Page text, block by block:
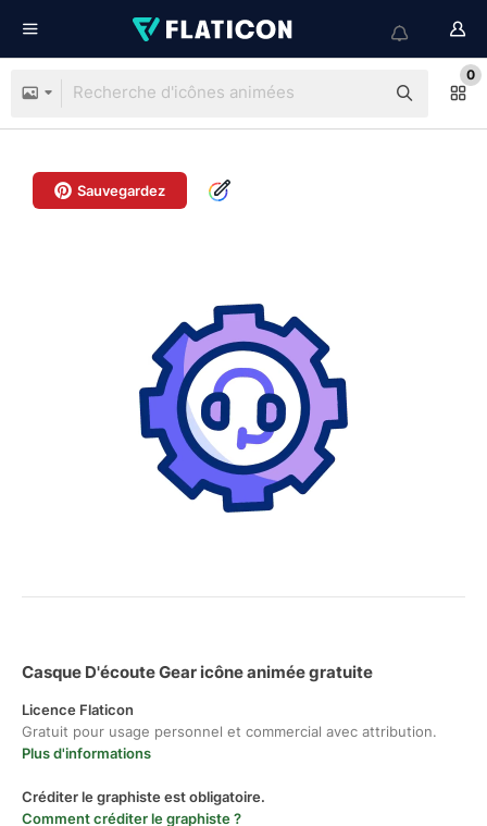
0
Sauvegardez
Casque D'écoute Gear icône animée gratuite
Licence Flaticon
Gratuit pour usage personnel et commercial avec attribution.
Plus d'informations
Créditer le graphiste est obligatoire.
Comment créditer le graphiste ?